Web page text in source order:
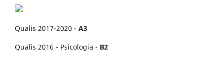
Qualis 2017-2020 - A3
Qualis 2016 - Psicologia - B2